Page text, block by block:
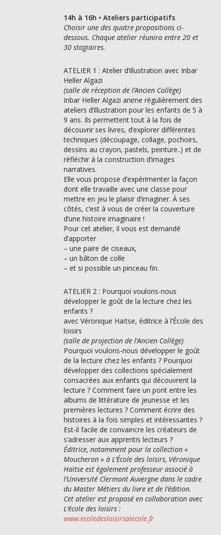
14h à 16h • Ateliers participatifs
Choisir une des quatre propositions ci-
dessous. Chaque atelier réunira entre 20 et
30 stagiaires.
ATELIER 1 : Atelier d’illustration avec Inbar
Heller Algazi
(salle de réception de l’Ancien Collège)
Inbar Heller Algazi anime régulièrement des
ateliers d’illustration pour les enfants de 5 à
9 ans. Ils permettent tout à la fois de
découvrir ses livres, d’explorer différentes
techniques (découpage, collage, pochoirs,
dessins au crayon, pastels, peinture..) et de
réfléchir à la construction d’images
narratives.
Elle vous propose d’expérimenter la façon
dont elle travaille avec une classe pour
mettre en jeu le plaisir d’imaginer. À ses
côtés, c’est à vous de créer la couverture
d’une histoire imaginaire !
Pour cet atelier, il vous est demandé
d’apporter
– une paire de ciseaux,
– un bâton de colle
– et si possible un pinceau fin.
ATELIER 2 : Pourquoi voulons-nous
développer le goût de la lecture chez les
enfants ?
avec Véronique Haïtse, éditrice à l’École des
loisirs
(salle de projection de l’Ancien Collège)
Pourquoi voulons-nous développer le goût
de la lecture chez les enfants ? Pourquoi
développer des collections spécialement
consacrées aux enfants qui découvrent la
lecture ? Comment faire un pont entre les
albums de littérature de jeunesse et les
premières lectures ? Comment écrire des
histoires à la fois simples et intéressantes ?
Est-il facile de convaincre les créateurs de
s’adresser aux apprentis lecteurs ?
Éditrice, notamment pour la collection «
Moucheron » à L’École des loisirs, Véronique
Haïtse est également professeur associé à
l’Université Clermont Auvergne dans le cadre
du Master Métiers du livre et de l’édition.
Cet atelier est proposé en collaboration avec
L’école des loisirs :
www.ecoledesloisirsalecole.fr